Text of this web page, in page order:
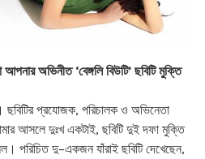
অভিনীত ‘বেঙ্গলি বিউটি’ ছবিটি মুক্তি
ছবিটির প্রযোজক, পরিচালক ও অভিনেতা
আসলে দুঃখ একটাই, ছবিটি দুই দফা মুক্তি
পরিচিত দু–একজন যাঁরাই ছবিটি দেখেছেন,